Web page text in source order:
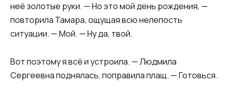
неё золотые руки. — Но это мой день рождения, —
повторила Тамара, ощущая всю нелепость
ситуации. — Мой. — Ну да, твой.
Вот поэтому я всё и устроила. — Людмила
Сергеевна поднялась, поправила плащ. — Готовься.